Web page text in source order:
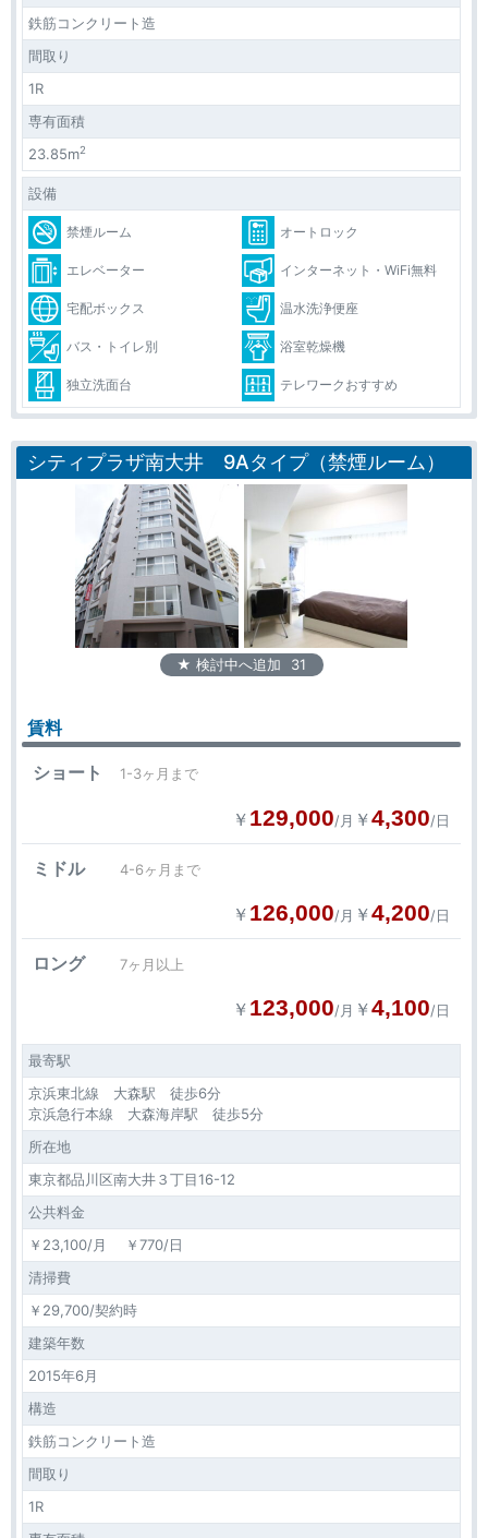
鉄筋コンクリート造
間取り
1R
専有面積
23.85m2
設備
禁煙ルーム オートロック
エレベーター インターネット・WiFi無料
宅配ボックス 温水洗浄便座
バス・トイレ別 浴室乾燥機
独立洗面台 テレワークおすすめ
シティプラザ南大井 9Aタイプ（禁煙ルーム）
★ 検討中へ追加 31
賃料
ショート 1-3ヶ月まで
￥ 129,000/月 ￥4,300/日
ミドル 4-6ヶ月まで
￥ 126,000/月 ￥4,200/日
ロング 7ヶ月以上
￥ 123,000/月 ￥4,100/日
最寄駅
京浜東北線 大森駅 徒歩6分
京浜急行本線 大森海岸駅 徒歩5分
所在地
東京都品川区南大井３丁目16-12
公共料金
￥23,100/月 ￥770/日
清掃費
￥29,700/契約時
建築年数
2015年6月
構造
鉄筋コンクリート造
間取り
1R